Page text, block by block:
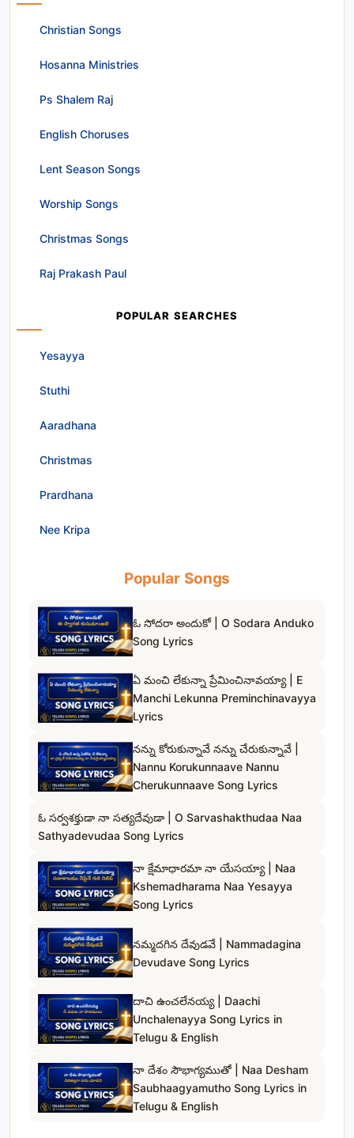
Christian Songs
Hosanna Ministries
Ps Shalem Raj
English Choruses
Lent Season Songs
Worship Songs
Christmas Songs
Raj Prakash Paul
POPULAR SEARCHES
Yesayya
Stuthi
Aaradhana
Christmas
Prardhana
Nee Kripa
Popular Songs
ఓ సోదరా అందుకో | O Sodara Anduko
Song Lyrics
ఏ మంచి లేకున్నా ప్రేమించినావయ్యా | E
Manchi Lekunna Preminchinavayya
Lyrics
నన్ను కోరుకున్నావే నన్ను చేరుకున్నావే |
Nannu Korukunnaave Nannu
Cherukunnaave Song Lyrics
ఓ సర్వశక్తుడా నా సత్యదేవుడా | O Sarvashakthudaa Naa
Sathyadevudaa Song Lyrics
నా క్షేమాధారమా నా యేసయ్యా | Naa
Kshemadharama Naa Yesayya
Song Lyrics
నమ్మదగిన దేవుడవే | Nammadagina
Devudave Song Lyrics
దాచి ఉంచలేనయ్య | Daachi
Unchalenayya Song Lyrics in
Telugu & English
నా దేశం సౌభాగ్యముతో | Naa Desham
Saubhaagyamutho Song Lyrics in
Telugu & English